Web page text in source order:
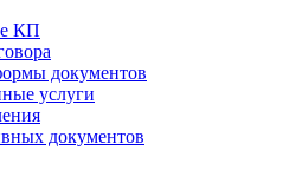
КП
документов
услуги
документов